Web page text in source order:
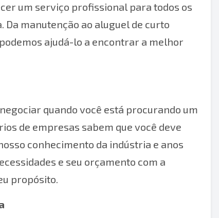
um serviço profissional para todos os
manutenção ao aluguel de curto
ajudá-lo a encontrar a melhor
quando você está procurando um
de empresas sabem que você deve
conhecimento da indústria e anos
e seu orçamento com a
propósito.